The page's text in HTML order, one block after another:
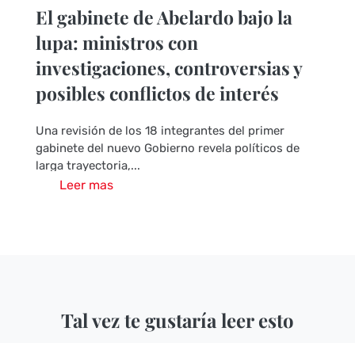
El gabinete de Abelardo bajo la
lupa: ministros con
investigaciones, controversias y
posibles conflictos de interés
Una revisión de los 18 integrantes del primer
gabinete del nuevo Gobierno revela políticos de
larga trayectoria,...
Leer mas
Tal vez te gustaría leer esto